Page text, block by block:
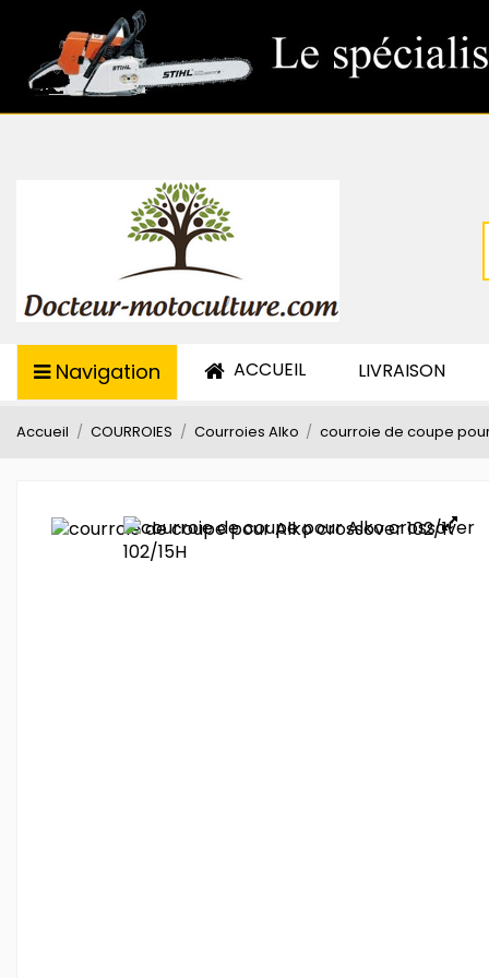
Navigation ACCUEIL LIVRAISON
Accueil COURROIES Courroies Alko courroie de coupe